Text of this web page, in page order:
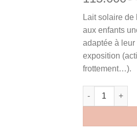
Lait solaire
aux enfants
adaptée à
exposition
frottement…).
quantité de